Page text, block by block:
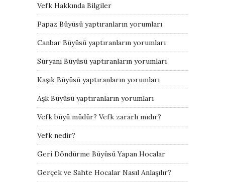
Vefk Hakkında Bilgiler
Papaz Büyüsü yaptıranların yorumları
Canbar Büyüsü yaptıranların yorumları
Süryani Büyüsü yaptıranların yorumları
Kaşık Büyüsü yaptıranların yorumları
Aşk Büyüsü yaptıranların yorumları
Vefk büyü müdür? Vefk zararlı mıdır?
Vefk nedir?
Geri Döndürme Büyüsü Yapan Hocalar
Gerçek ve Sahte Hocalar Nasıl Anlaşılır?